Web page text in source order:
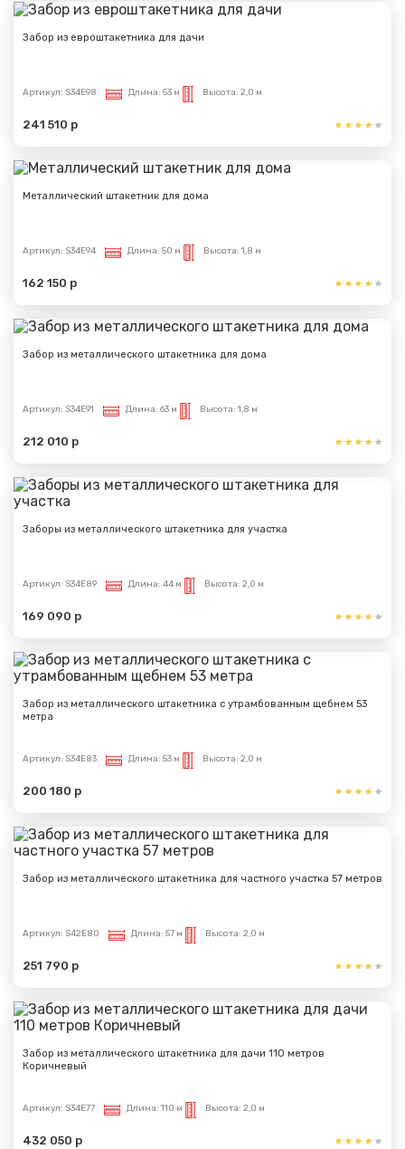
Забор из евроштакетника для дачи
Артикул: S34E98 Длина: 53 м Высота: 2,0 м
241 510 р
Металлический штакетник для дома
Артикул: S34E94 Длина: 50 м Высота: 1,8 м
162 150 р
Забор из металлического штакетника для дома
Артикул: S34E91 Длина: 63 м Высота: 1,8 м
212 010 р
Заборы из металлического штакетника для участка
Артикул: S34E89 Длина: 44 м Высота: 2,0 м
169 090 р
Забор из металлического штакетника с утрамбованным щебнем 53
метра
Артикул: S34E83 Длина: 53 м Высота: 2,0 м
200 180 р
Забор из металлического штакетника для частного участка 57 метров
Артикул: S42E80 Длина: 57 м Высота: 2,0 м
251 790 р
Забор из металлического штакетника для дачи 110 метров
Коричневый
Артикул: S34E77 Длина: 110 м Высота: 2,0 м
432 050 р